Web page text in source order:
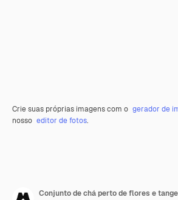
Crie suas próprias imagens com o gerador de
nosso editor de fotos.
Conjunto de chá perto de flores e